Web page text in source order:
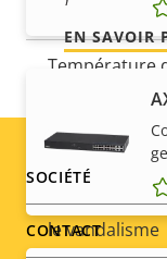
carte
Température
Utilisable en
Indice de
le vandalisme
EN SAVOIR
Footer
menu
SOCIÉTÉ
CONTACT